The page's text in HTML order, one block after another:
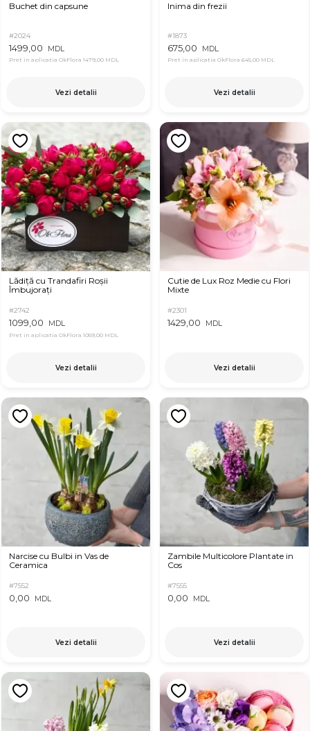
Buchet din capsune
#2024
1499,00 MDL
Pret in aplicatia OkFlora 1479,00 MDL
Vezi detalii
Inima din frezii
#1873
675,00 MDL
Pret in aplicatia OkFlora 645,00 MDL
Vezi detalii
Lădiță cu Trandafiri Roșii
Îmbujorați
#2742
1099,00 MDL
Pret in aplicatia OkFlora 1059,00 MDL
Vezi detalii
Cutie de Lux Roz Medie cu Flori
Mixte
#2301
1429,00 MDL
Vezi detalii
Narcise cu Bulbi in Vas de
Ceramica
#7552
0,00 MDL
Vezi detalii
Zambile Multicolore Plantate in
Cos
#7555
0,00 MDL
Vezi detalii